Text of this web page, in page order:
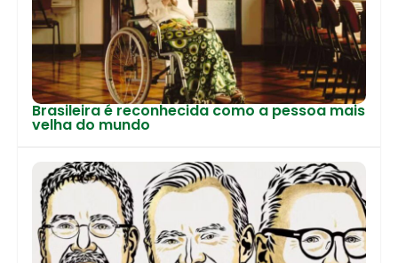
Brasileira é reconhecida como a pessoa mais
velha do mundo